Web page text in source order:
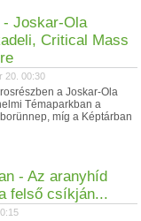
- Joskar-Ola
Critical Mass
20. 00:30
a Joskar-Ola
Témaparkban a
míg a Képtárban
- Az aranyhíd
felső csíkján...